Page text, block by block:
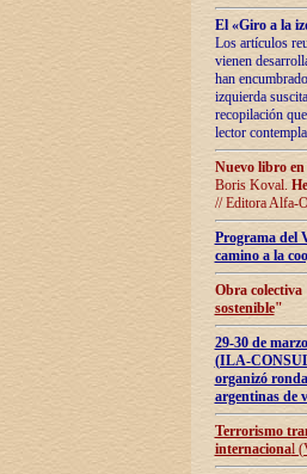
El «Giro a la
Los artículos
vienen
han
izquierda
recopilación
lector
Nuevo libro
Boris Koval.
// Editora Alfa-
Programa del
camino a la
Obra
sostenible"
29-30 de
(ILA-
organizó
argentinas de
Terrorismo
internacional